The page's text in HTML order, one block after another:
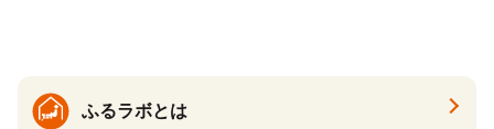
ふるラボとは